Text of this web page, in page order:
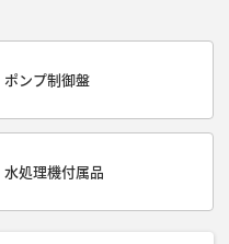
ポンプ制御盤
水処理機付属品